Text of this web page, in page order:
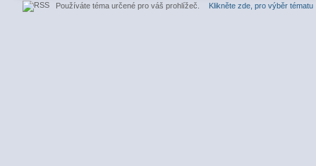
Používáte téma určené pro váš prohlížeč. Klikněte zde, pro výběr tématu